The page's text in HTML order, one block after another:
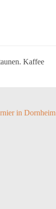
Kaffee
in Dornheim